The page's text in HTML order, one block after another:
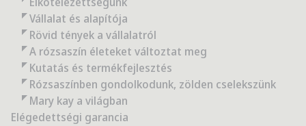
Vállalat és alapítója
Rövid tények a vállalatról
A rózsaszín életeket változtat meg
Kutatás és termékfejlesztés
Rózsaszínben gondolkodunk, zölden cselekszünk
Mary kay a világban
Elégedettségi garancia